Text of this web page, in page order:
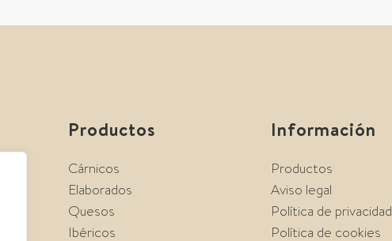
Productos
Cárnicos
Elaborados
Quesos
Ibéricos
Información
Productos
Aviso legal
Política de privacidad
Política de cookies